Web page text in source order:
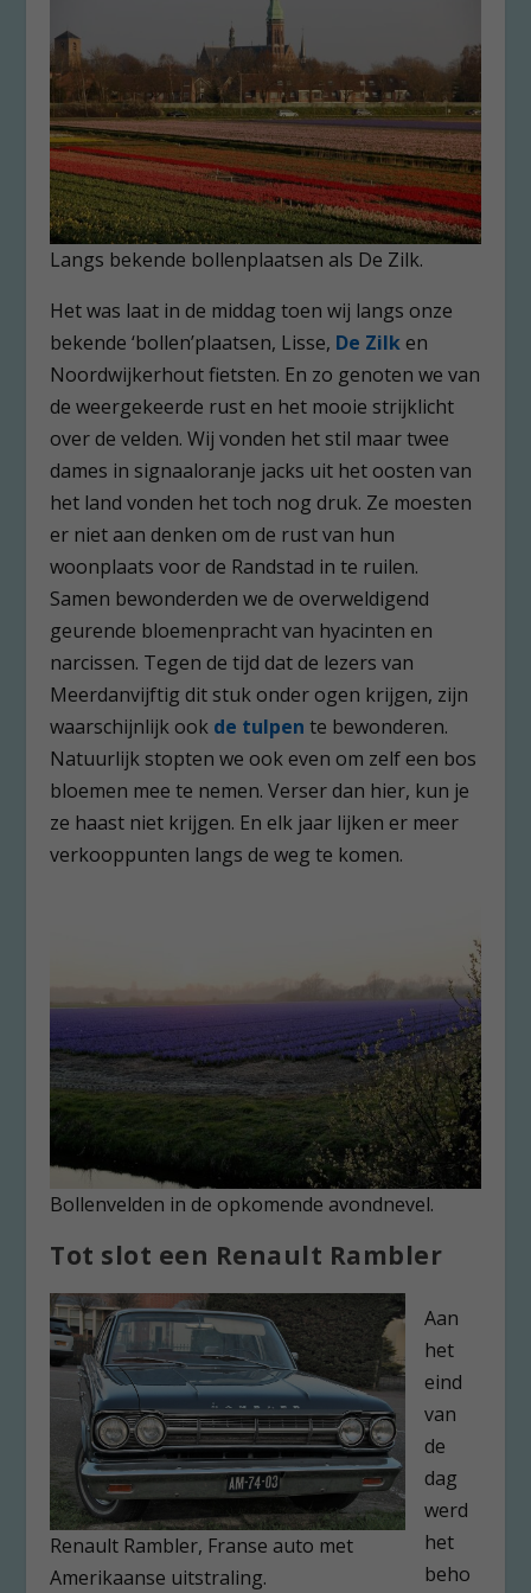
Langs bekende bollenplaatsen als De Zilk.
Het was laat in de middag toen wij langs onze
bekende ‘bollen’plaatsen, Lisse, De Zilk en
Noordwijkerhout fietsten. En zo genoten we van
de weergekeerde rust en het mooie strijklicht
over de velden. Wij vonden het stil maar twee
dames in signaaloranje jacks uit het oosten van
het land vonden het toch nog druk. Ze moesten
er niet aan denken om de rust van hun
woonplaats voor de Randstad in te ruilen.
Samen bewonderden we de overweldigend
geurende bloemenpracht van hyacinten en
narcissen. Tegen de tijd dat de lezers van
Meerdanvijftig dit stuk onder ogen krijgen, zijn
waarschijnlijk ook de tulpen te bewonderen.
Natuurlijk stopten we ook even om zelf een bos
bloemen mee te nemen. Verser dan hier, kun je
ze haast niet krijgen. En elk jaar lijken er meer
verkooppunten langs de weg te komen.
Bollenvelden in de opkomende avondnevel.
Tot slot een Renault Rambler
Renault Rambler, Franse auto met
Amerikaanse uitstraling.
Aan
het
eind
van
de
dag
werd
het
beho